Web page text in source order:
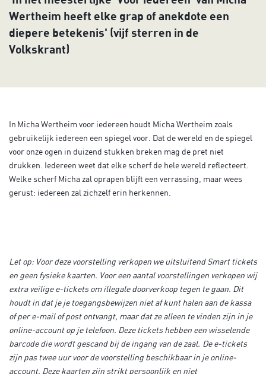
Wertheim heeft elke grap of anekdote een
diepere betekenis' (vijf sterren in de
Volkskrant)
In Micha Wertheim voor iedereen houdt Micha Wertheim zoals
gebruikelijk iedereen een spiegel voor. Dat de wereld en de spiegel
voor onze ogen in duizend stukken breken mag de pret niet
drukken. Iedereen weet dat elke scherf de hele wereld reflecteert.
Welke scherf Micha zal oprapen blijft een verrassing, maar wees
gerust: iedereen zal zichzelf erin herkennen.
Let op: Voor deze voorstelling verkopen we uitsluitend Smart tickets
en geen fysieke kaarten. Voor een aantal voorstellingen verkopen wij
extra veilige e-tickets om illegale doorverkoop tegen te gaan. Dit
houdt in dat je je toegangsbewijzen niet af kunt halen aan de kassa
of per e-mail of post ontvangt, maar dat ze alleen te vinden zijn in je
online-account op je telefoon. Deze tickets hebben een wisselende
barcode die wordt gescand bij de ingang van de zaal. De e-tickets
zijn pas twee uur voor de voorstelling beschikbaar in je online-
account. Deze kaarten zijn strikt persoonlijk en niet
Inzoomen